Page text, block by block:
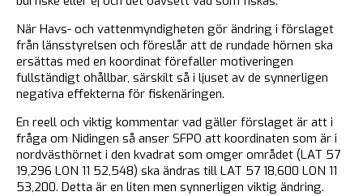
När Havs- och vattenmyndigheten gör ändring i förslaget
från länsstyrelsen och föreslår att de rundade hörnen ska
ersättas med en koordinat förefaller motiveringen
fullständigt ohållbar, särskilt så i ljuset av de synnerligen
negativa effekterna för fiskenäringen.
En reell och viktig kommentar vad gäller förslaget är att i
fråga om Nidingen så anser SFPO att koordinaten som är i
nordvästhörnet i den kvadrat som omger området (LAT 57
19,296 LON 11 52,548) ska ändras till LAT 57 18,600 LON 11
53,200. Detta är en liten men synnerligen viktig ändring.